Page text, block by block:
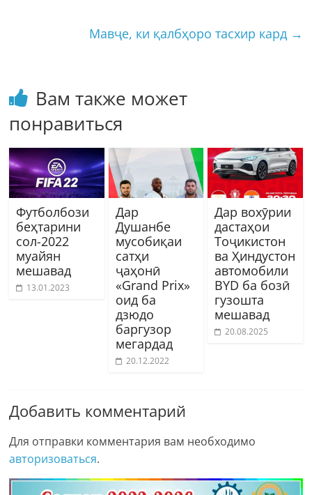
Мавҷе, ки қалбҳоро тасхир кард →
Вам также может
понравиться
Футболбози
беҳтарини
сол-2022
муайян
мешавад
13.01.2023
Дар
Душанбе
мусобиқаи
сатҳи
ҷаҳонӣ
«Grand Prix»
оид ба
дзюдо
баргузор
мегардад
20.12.2022
Дар вохӯрии
дастаҳои
Тоҷикистон
ва Ҳиндустон
автомобили
BYD ба бозӣ
гузошта
мешавад
20.08.2025
Добавить комментарий
Для отправки комментария вам необходимо
авторизоваться.